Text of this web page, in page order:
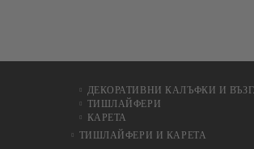
ДЕКОРАТИВНИ КАЛЪФКИ И
ТИШЛАЙФЕРИ
КАРЕТА
ТИШЛАЙФЕРИ И КАРЕТА